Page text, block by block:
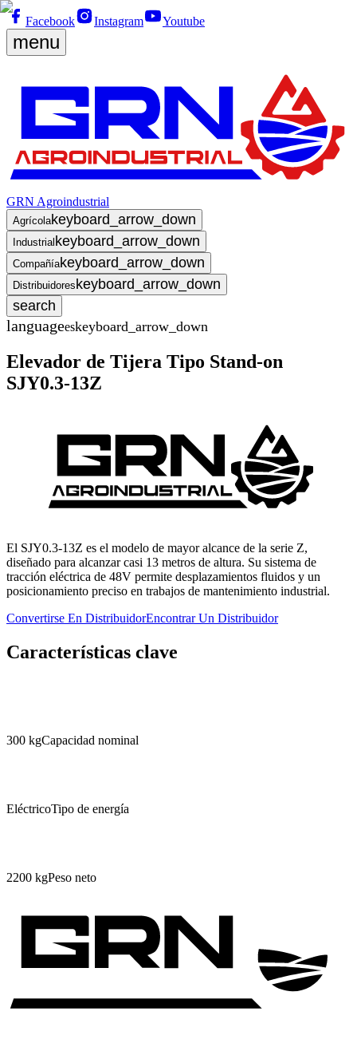
Facebook Instagram Youtube
menu
GRN Agroindustrial
Agrícolakeyboard_arrow_down
Industrial keyboard_arrow_down
Compañíakeyboard_arrow_down
Distribuidores keyboard_arrow_down
search
languageeskeyboard_arrow_down
Elevador de Tijera Tipo Stand-on
SJY0.3-13Z
El SJY0.3-13Z es el modelo de mayor alcance de la serie Z,
diseñado para alcanzar casi 13 metros de altura. Su sistema de
tracción eléctrica de 48V permite desplazamientos fluidos y un
posicionamiento preciso en trabajos de mantenimiento industrial.
Convertirse En DistribuidorEncontrar Un Distribuidor
Características clave
300 kgCapacidad nominal
EléctricoTipo de energía
2200 kgPeso neto